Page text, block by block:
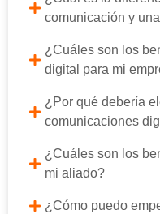
comunicación y
¿Cuáles son los
digital para mi
¿Por qué debería
comunicaciones
¿Cuáles son los
mi aliado?
¿Cómo puedo